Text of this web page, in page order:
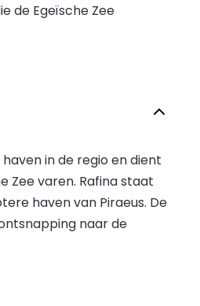
de Egeïsche Zee
in de regio en dient
Zee varen. Rafina staat
haven van Piraeus. De
naar de